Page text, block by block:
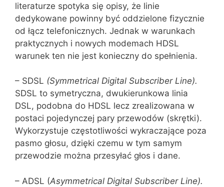
literaturze spotyka się opisy, że linie
dedykowane powinny być oddzielone fizycznie
od łącz telefonicznych. Jednak w warunkach
praktycznych i nowych modemach HDSL
warunek ten nie jest konieczny do spełnienia.
– SDSL (Symmetrical Digital Subscriber Line).
SDSL to symetryczna, dwu‌kierunkowa linia
DSL, podobna do HDSL lecz zrealizowana w
postaci pojedynczej pary przewodów (skrętki).
Wykorzystuje częstotliwości wykraczające poza
pasmo głosu, dzięki czemu w tym samym
przewodzie można przesyłać głos i dane.
– ADSL (Asymmetrical Digital Subscriber Line).